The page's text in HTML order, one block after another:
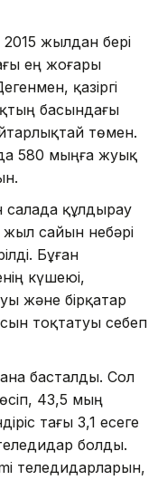
жылдан бері
ең жоғары
қазіргі
басындағы
төмен.
580 мыңға жуық
салада құлдырау
сайын небәрі
Бұған
күшеюі,
және бірқатар
тоқтатуы себеп
басталды. Сол
43,5 мың
тағы 3,1 есеге
болды.
теледидарларын,